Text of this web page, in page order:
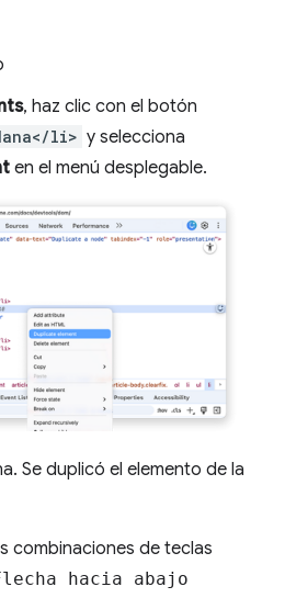
, haz clic con el botón
li> y selecciona
en el menú desplegable.
Se duplicó el elemento de la
combinaciones de teclas
hacia abajo